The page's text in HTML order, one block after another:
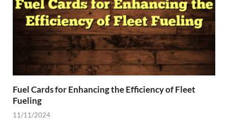
Fuel Cards for Enhancing the Efficiency of Fleet
Fueling
11/11/2024